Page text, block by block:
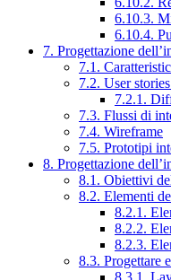
6.10.3.
6.10.4.
7. Progettazione
7.1.
7.2. User
7.2.1.
7.3. Flussi di
7.4. Wireframe
7.5. Prototipi
8. Progettazione
8.1. Obiettivi
8.2. Elementi
8.2.1.
8.2.2.
8.2.3.
8.3. Progettare
8.3.1.